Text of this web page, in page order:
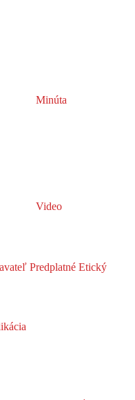
Minúta
Video
Predplatné Etický